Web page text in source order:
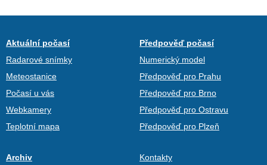
Aktuální počasí
Radarové snímky
Meteostanice
Počasí u vás
Webkamery
Teplotní mapa
Předpověď počasí
Numerický model
Předpověď pro Prahu
Předpověď pro Brno
Předpověď pro Ostravu
Předpověď pro Plzeň
Archiv
Kontakty